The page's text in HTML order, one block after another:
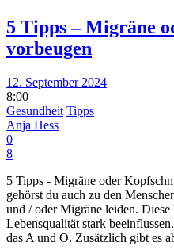
5 Tipps – Migräne
vorbeugen
12. September 2024
8:00
Gesundheit Tipps
Anja Hess
0
8
5 Tipps - Migräne oder
gehörst du auch zu den
und / oder Migräne leiden.
Lebensqualität stark
das A und O. Zusätzlich gibt es